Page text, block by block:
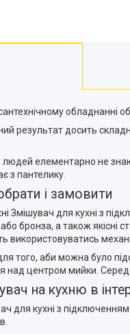
обладнанні
результат досить
елементарно не
з пантелику.
і замовити
Змішувач для кухні з
бронза, а також якісні
того, аби можна було
над центром мийки.
на кухню в
для кухні з